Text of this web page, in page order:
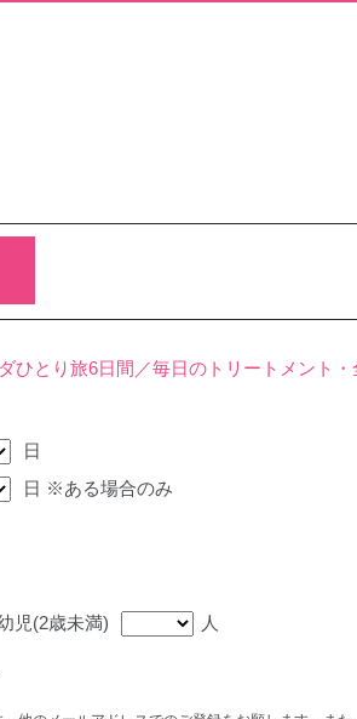
ひとり旅6日間／毎日のトリートメント・
日
日 ※ある場合のみ
児(2歳未満) 人